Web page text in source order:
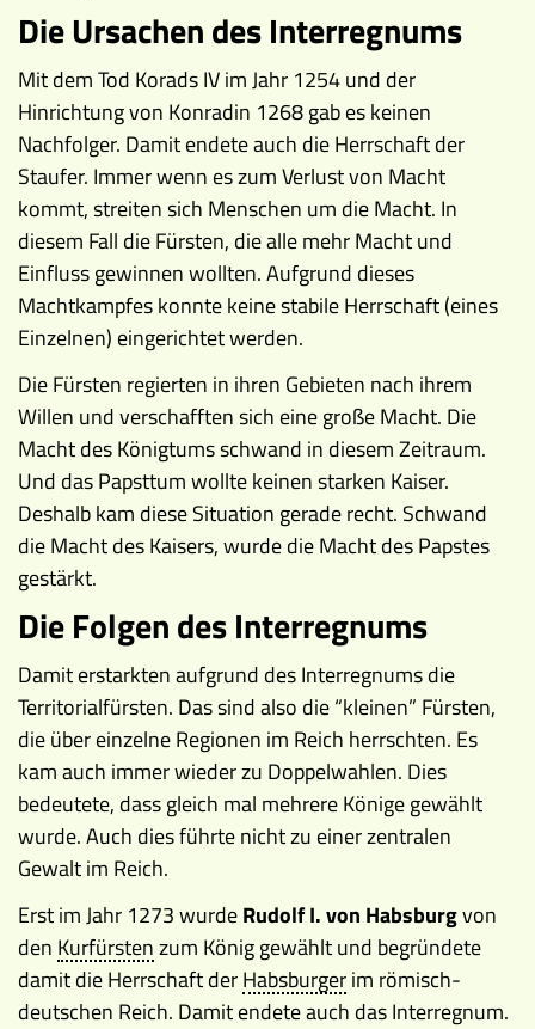
Die Ursachen des Interregnums
Mit dem Tod Korads IV im Jahr 1254 und der
Hinrichtung von Konradin 1268 gab es keinen
Nachfolger. Damit endete auch die Herrschaft der
Staufer. Immer wenn es zum Verlust von Macht
kommt, streiten sich Menschen um die Macht. In
diesem Fall die Fürsten, die alle mehr Macht und
Einfluss gewinnen wollten. Aufgrund dieses
Machtkampfes konnte keine stabile Herrschaft (eines
Einzelnen) eingerichtet werden.
Die Fürsten regierten in ihren Gebieten nach ihrem
Willen und verschafften sich eine große Macht. Die
Macht des Königtums schwand in diesem Zeitraum.
Und das Papsttum wollte keinen starken Kaiser.
Deshalb kam diese Situation gerade recht. Schwand
die Macht des Kaisers, wurde die Macht des Papstes
gestärkt.
Die Folgen des Interregnums
Damit erstarkten aufgrund des Interregnums die
Territorialfürsten. Das sind also die “kleinen” Fürsten,
die über einzelne Regionen im Reich herrschten. Es
kam auch immer wieder zu Doppelwahlen. Dies
bedeutete, dass gleich mal mehrere Könige gewählt
wurde. Auch dies führte nicht zu einer zentralen
Gewalt im Reich.
Erst im Jahr 1273 wurdeRudolf I. von Habsburgvon
den Kurfürstenzum König gewählt und begründete
damit die Herrschaft derHabsburgerim römisch-
deutschen Reich. Damit endete auch das Interregnum.